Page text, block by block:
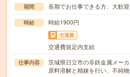
期間 長期でお仕事できる方、大歓迎
時給 時給1900円
交通費
交通費規定内支給
仕事内容
茨城県日立市の非鉄金属メー
原料溶解と精錬を行い、不純